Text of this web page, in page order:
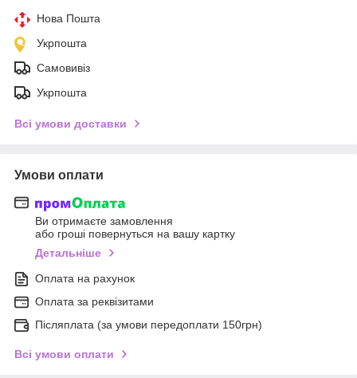
Нова Пошта
Укрпошта
Самовивіз
Укрпошта
Всі умови доставки
Умови оплати
Ви отримаєте замовлення
або гроші повернуться на вашу картку
Детальніше
Оплата на рахунок
Оплата за реквізитами
Післяплата (за умови передоплати 150грн)
Всі умови оплати